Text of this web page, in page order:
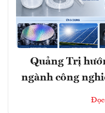
Quảng Trị
ngành công
Đọc